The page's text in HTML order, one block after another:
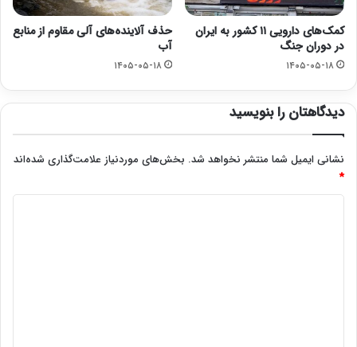
کمک‌های دارویی ۱۱ کشور به ایران
در دوران جنگ
۱۴۰۵-۰۵-۱۸
حذف آلاینده‌های آلی مقاوم از منابع
آب
۱۴۰۵-۰۵-۱۸
دیدگاهتان را بنویسید
نشانی ایمیل شما منتشر نخواهد شد. بخش‌های موردنیاز علامت‌گذاری شده‌اند
*